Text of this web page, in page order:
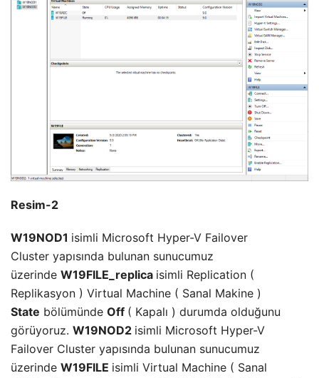
Resim-2
W19NOD1 isimli Microsoft Hyper-V Failover
Cluster yapısında bulunan sunucumuz
üzerinde W19FILE_replica isimli Replication (
Replikasyon ) Virtual Machine ( Sanal Makine )
State bölümünde Off ( Kapalı ) durumda olduğunu
görüyoruz. W19NOD2 isimli Microsoft Hyper-V
Failover Cluster yapısında bulunan sunucumuz
üzerinde W19FILE isimli Virtual Machine ( Sanal